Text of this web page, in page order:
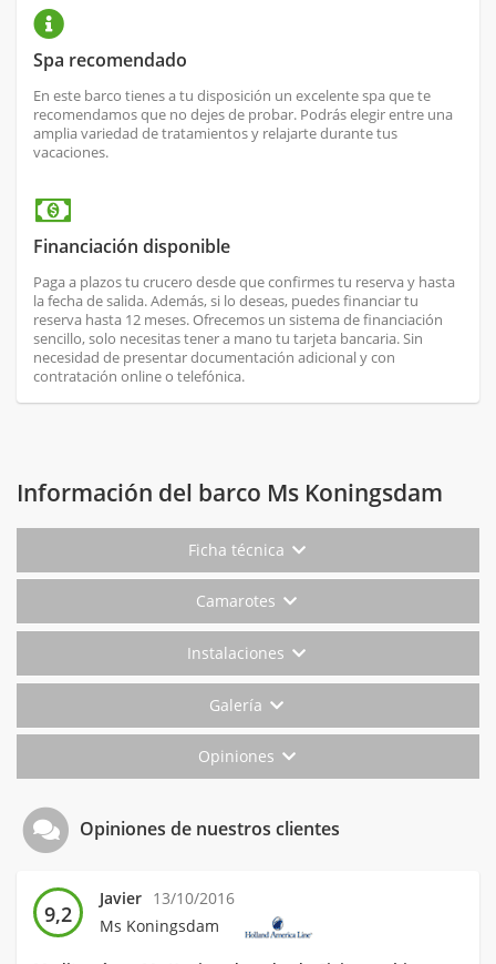
Spa recomendado
En este barco tienes a tu disposición un excelente spa que te
recomendamos que no dejes de probar. Podrás elegir entre una
amplia variedad de tratamientos y relajarte durante tus
vacaciones.
Financiación disponible
Paga a plazos tu crucero desde que confirmes tu reserva y hasta
la fecha de salida. Además, si lo deseas, puedes financiar tu
reserva hasta 12 meses. Ofrecemos un sistema de financiación
sencillo, solo necesitas tener a mano tu tarjeta bancaria. Sin
necesidad de presentar documentación adicional y con
contratación online o telefónica.
Información del barco Ms Koningsdam
Ficha técnica
Camarotes
Instalaciones
Galería
Opiniones
Opiniones de nuestros clientes
9,2
Javier 13/10/2016
Ms Koningsdam